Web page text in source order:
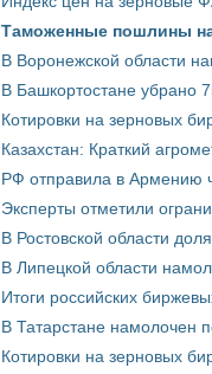
Таможенные пошлины на
В Воронежской области
В Башкортостане убрано
Котировки на зерновых
Казахстан: Краткий
РФ отправила в Армению
Эксперты отметили
В Ростовской области
В Липецкой области
Итоги российских
В Татарстане намолочен
Котировки на зерновых